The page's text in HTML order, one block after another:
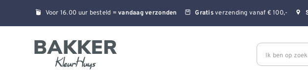
Voor 16.00 uur besteld =vandaag verzonden Gratisverzending vanaf € 100,-
Ik ben op